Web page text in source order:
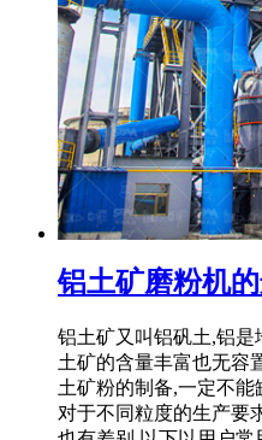
铝土矿磨粉机
铝土矿又叫铝矾土,铝
土矿的含量丰富也无容
土矿粉的制备,一定不
对于不同粒度的生产要